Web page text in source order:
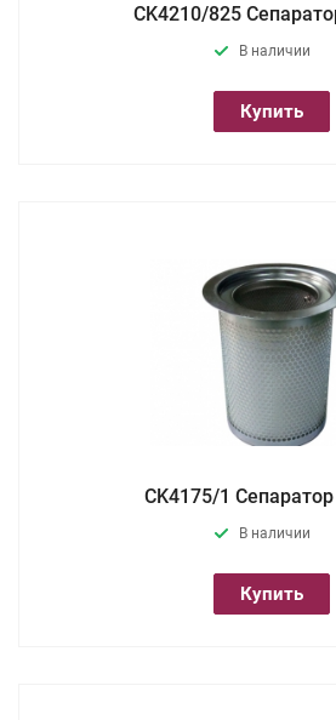
CK4210/825
В наличии
Купить
CK4175/1
В наличии
Купить